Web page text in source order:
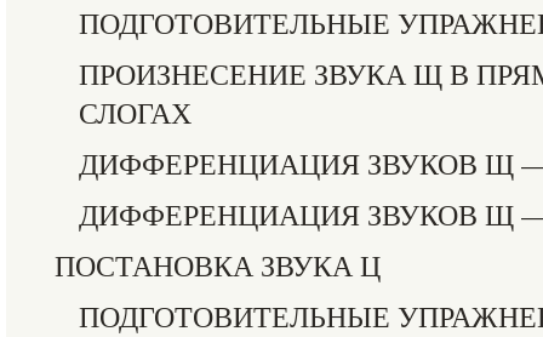
ПОДГОТОВИТЕЛЬНЫЕ
ПРОИЗНЕСЕНИЕ ЗВУКА Щ В
СЛОГАХ
ДИФФЕРЕНЦИАЦИЯ ЗВУКОВ Щ
ДИФФЕРЕНЦИАЦИЯ ЗВУКОВ Щ
ПОСТАНОВКА ЗВУКА Ц
ПОДГОТОВИТЕЛЬНЫЕ